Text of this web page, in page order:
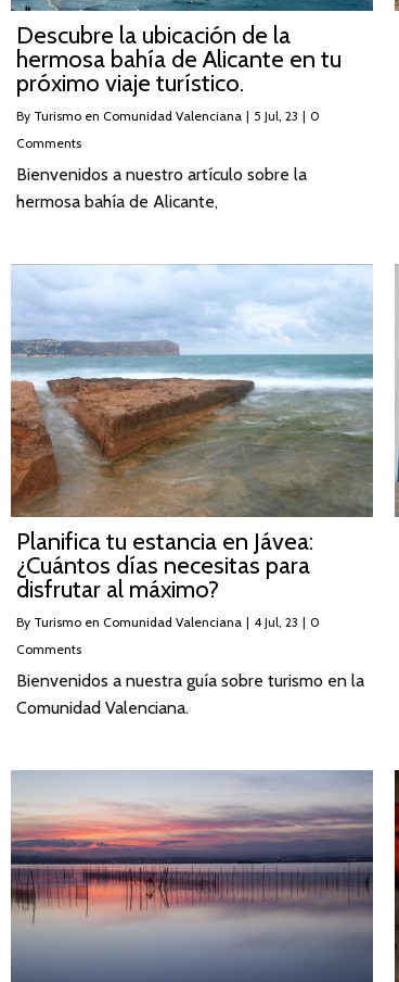
Descubre la ubicación de la
hermosa bahía de Alicante en tu
próximo viaje turístico.
By Turismo en Comunidad Valenciana | 5 Jul, 23 | 0
Comments
Bienvenidos a nuestro artículo sobre la
hermosa bahía de Alicante,
Planifica tu estancia en Jávea:
¿Cuántos días necesitas para
disfrutar al máximo?
By Turismo en Comunidad Valenciana | 4 Jul, 23 | 0
Comments
Bienvenidos a nuestra guía sobre turismo en la
Comunidad Valenciana.